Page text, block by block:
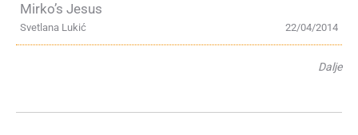
Mirko’s Jesus
22/04/2014
Svetlana Lukić
Dalje